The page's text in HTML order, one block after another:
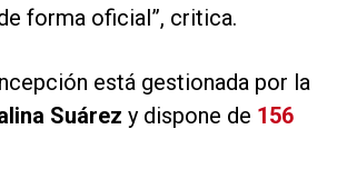
forma oficial”, critica.
está gestionada por la
Suárez y dispone de 156